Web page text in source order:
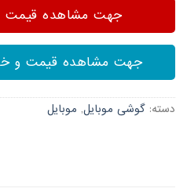
جهت مشاهده قیمت
جهت مشاهده قیمت و
دسته: گوشی موبایل, موبایل